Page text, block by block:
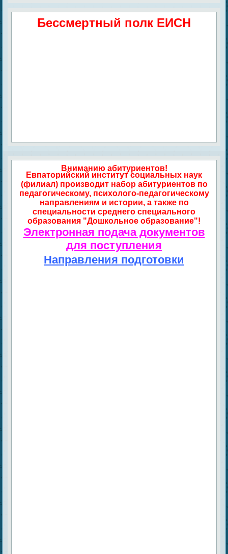
Бессмертный полк ЕИСН
Вниманию абитуриентов!
Евпаторийский институт социальных наук
(филиал) производит набор абитуриентов по
педагогическому, психолого-педагогическому
направлениям и истории, а также по
специальности среднего специального
образования "Дошкольное образование"!
Электронная подача документов
для поступления
Направления подготовки